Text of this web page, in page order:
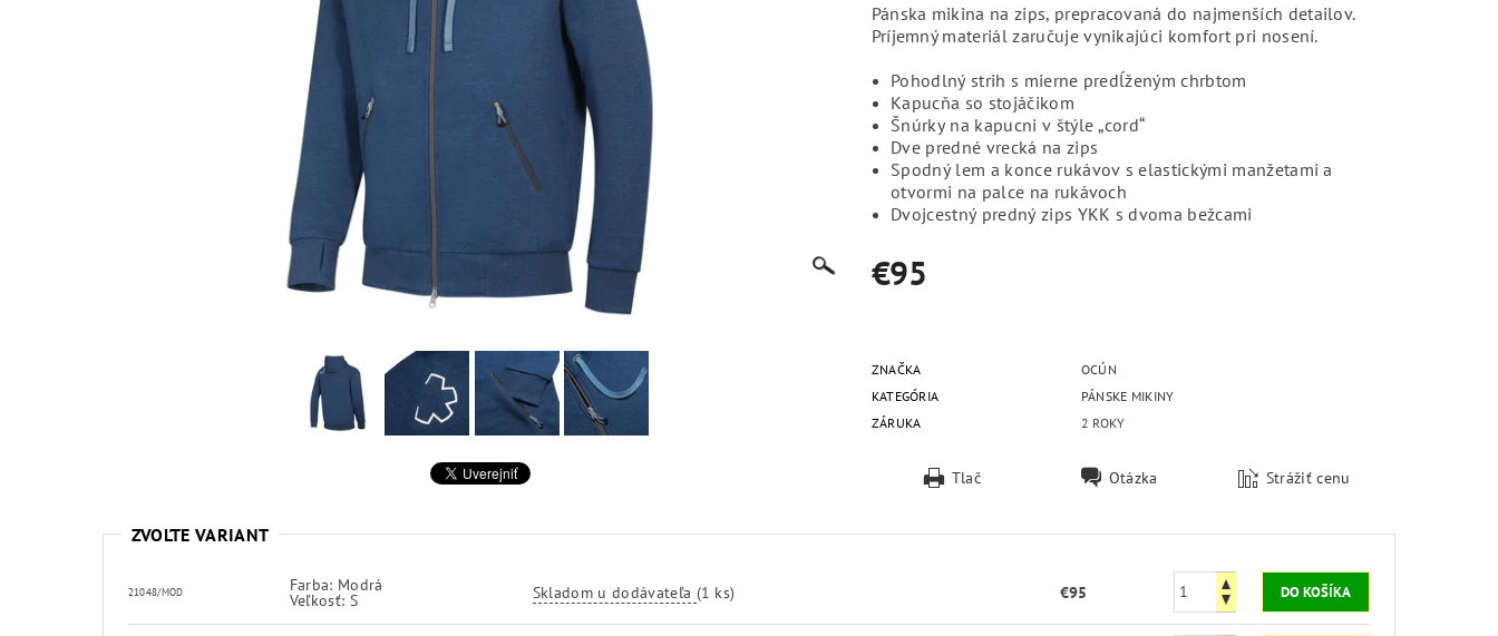
Pánska mikina na zips, prepracovaná do najmenších detailov.
Príjemný materiál zaručuje vynikajúci komfort pri nosení.
Pohodlný strih s mierne predĺženým chrbtom
Kapucňa so stojáčikom
Šnúrky na kapucni v štýle „cord“
Dve predné vrecká na zips
Spodný lem a konce rukávov s elastickými manžetami a
otvormi na palce na rukávoch
Dvojcestný predný zips YKK s dvoma bežcami
€95
ZNAČKA
OCÚN
KATEGÓRIA
PÁNSKE MIKINY
ZÁRUKA
2 ROKY
Tlač Otázka Strážiť cenu
ZVOĽTE VARIANT
21048/MOD Farba: Modrá
Veľkosť: S Skladom u dodávateľa (1 ks) €95